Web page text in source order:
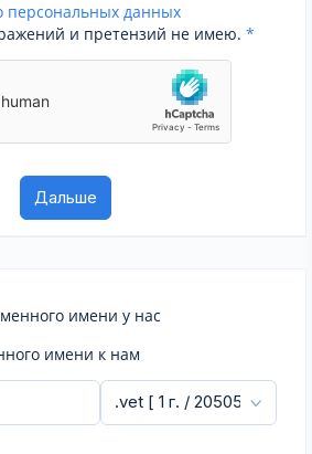
персональных данных
и претензий не имею. *
имени у нас
имени к нам